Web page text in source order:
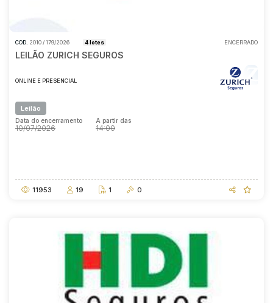
COD. 2010 / 179/2026 4 lotes ENCERRADO
LEILÃO ZURICH SEGUROS
ONLINE E PRESENCIAL
Leilão
Data do encerramento
10/07/2026
A partir das
14:00
11953 19 1 0